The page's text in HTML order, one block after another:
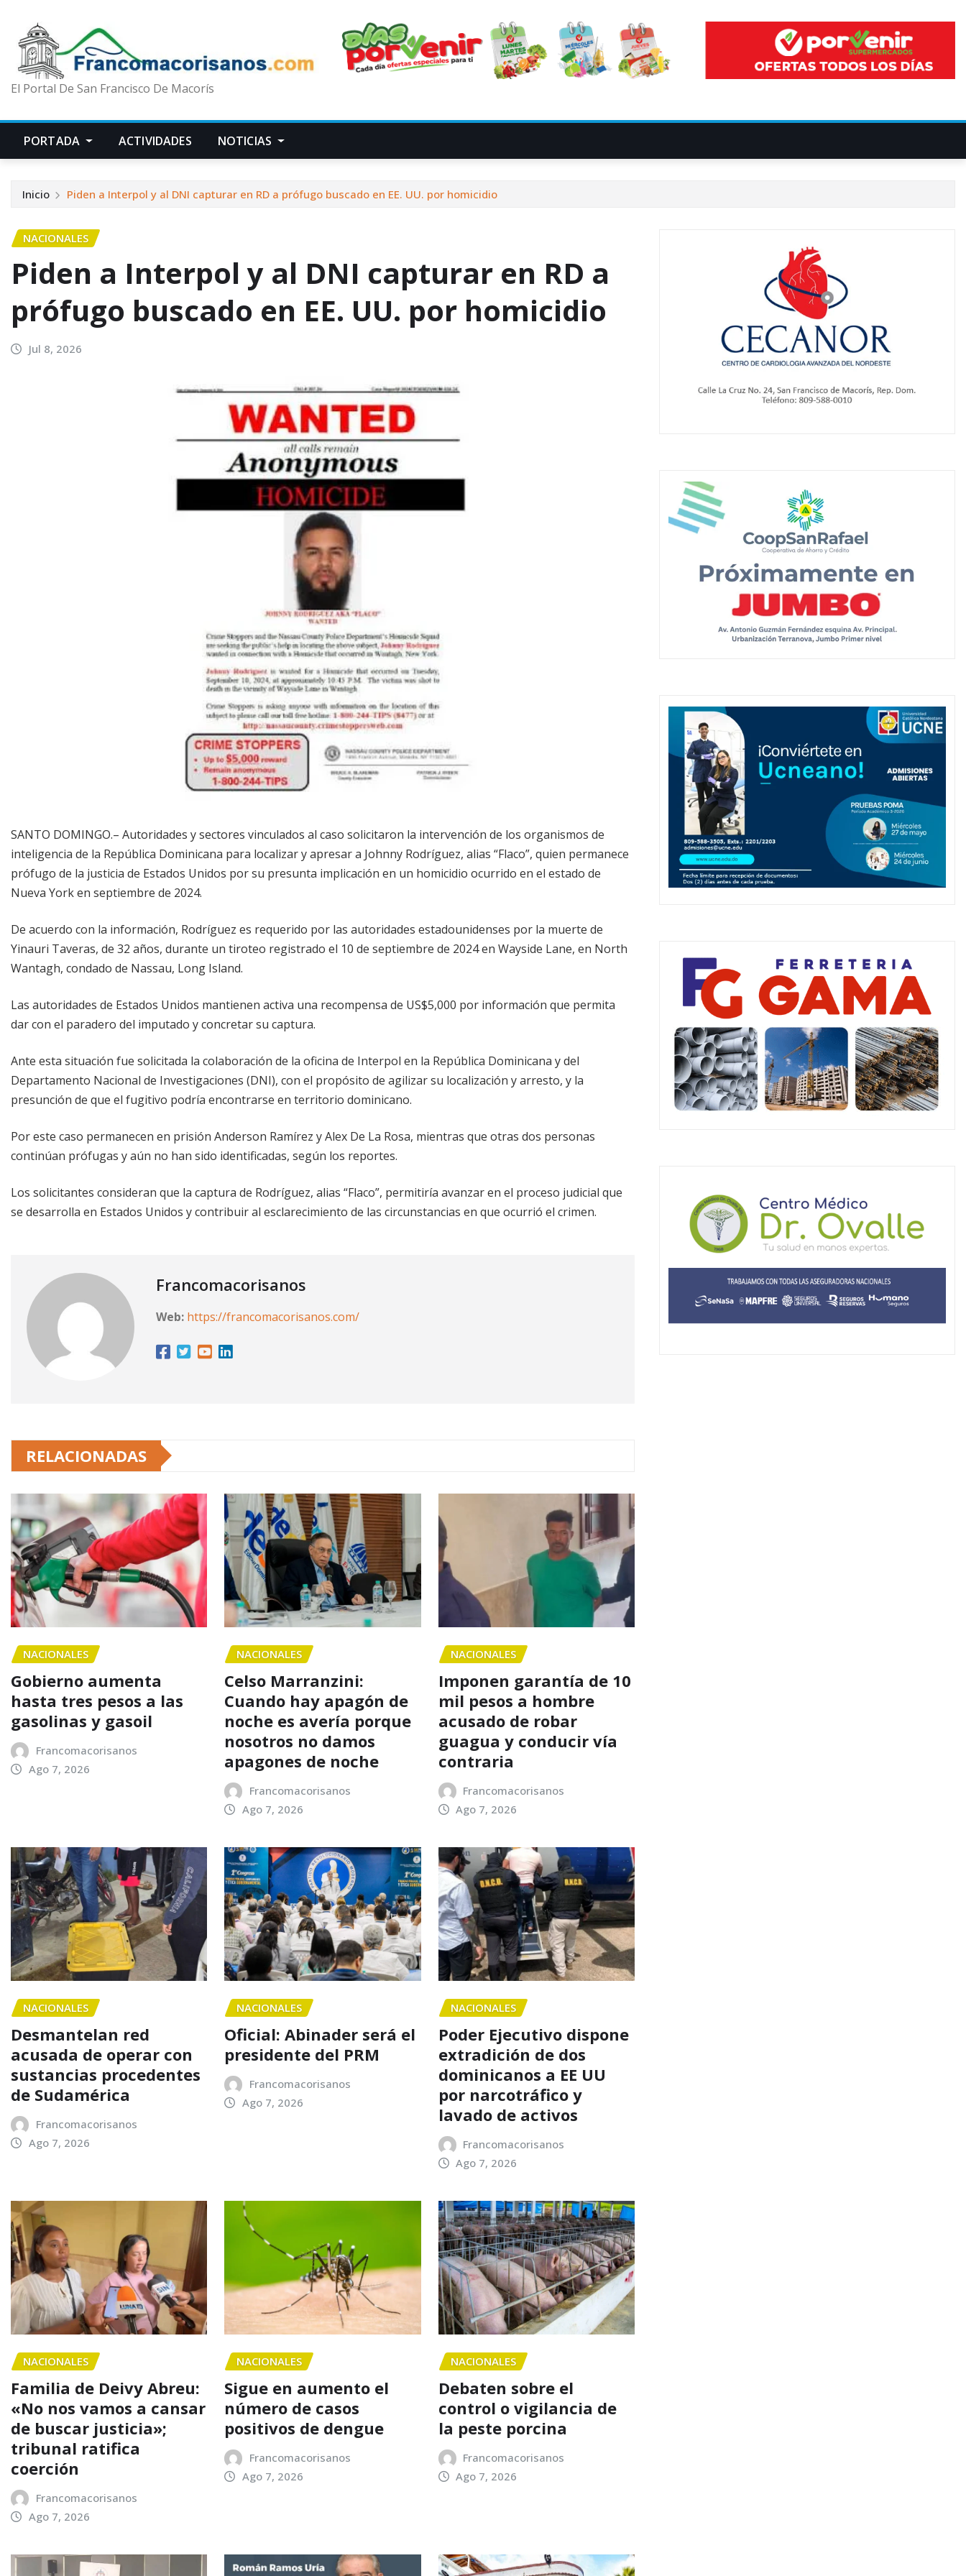
El Portal De San Francisco De Macorís
PORTADA ACTIVIDADES NOTICIAS
Inicio Piden a Interpol y al DNI capturar en RD a prófugo buscado en EE. UU. por homicidio
NACIONALES
Piden a Interpol y al DNI capturar en RD a
prófugo buscado en EE. UU. por homicidio
Jul 8, 2026
SANTO DOMINGO.– Autoridades y sectores vinculados al caso solicitaron la intervención de los organismos de
inteligencia de la República Dominicana para localizar y apresar a Johnny Rodríguez, alias “Flaco”, quien permanece
prófugo de la justicia de Estados Unidos por su presunta implicación en un homicidio ocurrido en el estado de
Nueva York en septiembre de 2024.
De acuerdo con la información, Rodríguez es requerido por las autoridades estadounidenses por la muerte de
Yinauri Taveras, de 32 años, durante un tiroteo registrado el 10 de septiembre de 2024 en Wayside Lane, en North
Wantagh, condado de Nassau, Long Island.
Las autoridades de Estados Unidos mantienen activa una recompensa de US$5,000 por información que permita
dar con el paradero del imputado y concretar su captura.
Ante esta situación fue solicitada la colaboración de la oficina de Interpol en la República Dominicana y del
Departamento Nacional de Investigaciones (DNI), con el propósito de agilizar su localización y arresto, y la
presunción de que el fugitivo podría encontrarse en territorio dominicano.
Por este caso permanecen en prisión Anderson Ramírez y Alex De La Rosa, mientras que otras dos personas
continúan prófugas y aún no han sido identificadas, según los reportes.
Los solicitantes consideran que la captura de Rodríguez, alias “Flaco”, permitiría avanzar en el proceso judicial que
se desarrolla en Estados Unidos y contribuir al esclarecimiento de las circunstancias en que ocurrió el crimen.
Francomacorisanos
Web: https://francomacorisanos.com/
RELACIONADAS
NACIONALES
Gobierno aumenta
hasta tres pesos a las
gasolinas y gasoil
Francomacorisanos
Ago 7, 2026
NACIONALES
Celso Marranzini:
Cuando hay apagón de
noche es avería porque
nosotros no damos
apagones de noche
Francomacorisanos
Ago 7, 2026
NACIONALES
Imponen garantía de 10
mil pesos a hombre
acusado de robar
guagua y conducir vía
contraria
Francomacorisanos
Ago 7, 2026
NACIONALES
Desmantelan red
acusada de operar con
sustancias procedentes
de Sudamérica
Francomacorisanos
Ago 7, 2026
NACIONALES
Oficial: Abinader será el
presidente del PRM
Francomacorisanos
Ago 7, 2026
NACIONALES
Poder Ejecutivo dispone
extradición de dos
dominicanos a EE UU
por narcotráfico y
lavado de activos
Francomacorisanos
Ago 7, 2026
NACIONALES
Familia de Deivy Abreu:
«No nos vamos a cansar
de buscar justicia»;
tribunal ratifica
coerción
Francomacorisanos
Ago 7, 2026
NACIONALES
Sigue en aumento el
número de casos
positivos de dengue
Francomacorisanos
Ago 7, 2026
NACIONALES
Debaten sobre el
control o vigilancia de
la peste porcina
Francomacorisanos
Ago 7, 2026